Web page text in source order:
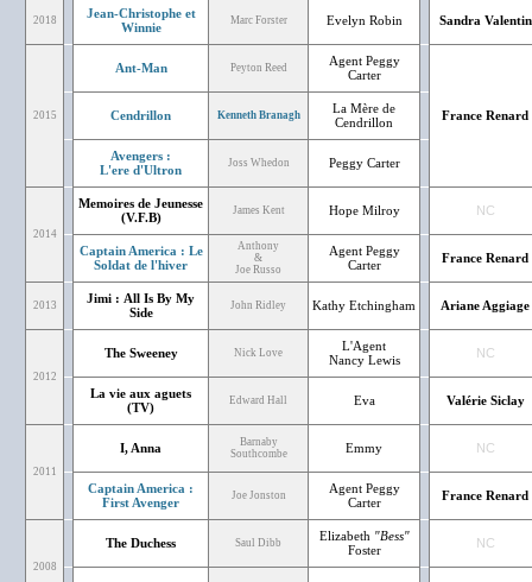
2018
Jean-Christophe et
Winnie
Marc Forster Evelyn Robin Sandra Valentin
2015
Ant-Man Peyton Reed
Agent Peggy
Carter
France Renard
Cendrillon Kenneth Branagh
La Mère de
Cendrillon
Avengers :
L'ere d'Ultron
Joss Whedon Peggy Carter
2014
Memoires de Jeunesse
(V.F.B)
James Kent Hope Milroy NC
Captain America : Le
Soldat de l'hiver
Anthony
&
Joe Russo
Agent Peggy
Carter
France Renard
2013
Jimi : All Is By My
Side
John Ridley Kathy Etchingham Ariane Aggiage
2012
The Sweeney Nick Love
L'Agent
Nancy Lewis
NC
La vie aux aguets
(TV)
Edward Hall Eva Valérie Siclay
2011
I, Anna
Barnaby
Southcombe
Emmy NC
Captain America :
First Avenger
Joe Jonston
Agent Peggy
Carter
France Renard
2008
The Duchess Saul Dibb Elizabeth "Bess"
Foster
NC